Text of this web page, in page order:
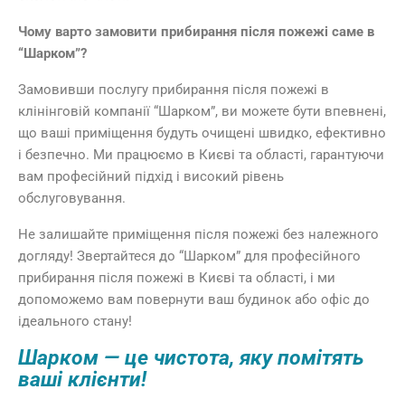
Чому варто замовити прибирання після пожежі саме в
“Шарком”?
Замовивши послугу прибирання після пожежі в
клінінговій компанії “Шарком”, ви можете бути впевнені,
що ваші приміщення будуть очищені швидко, ефективно
і безпечно. Ми працюємо в Києві та області, гарантуючи
вам професійний підхід і високий рівень
обслуговування.
Не залишайте приміщення після пожежі без належного
догляду! Звертайтеся до “Шарком” для професійного
прибирання після пожежі в Києві та області, і ми
допоможемо вам повернути ваш будинок або офіс до
ідеального стану!
Шарком — це чистота, яку помітять
ваші клієнти!